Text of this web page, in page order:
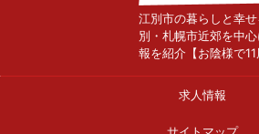
江別市の暮らしと幸
別・札幌市近郊を中
報を紹介【お陰様で
求人情報